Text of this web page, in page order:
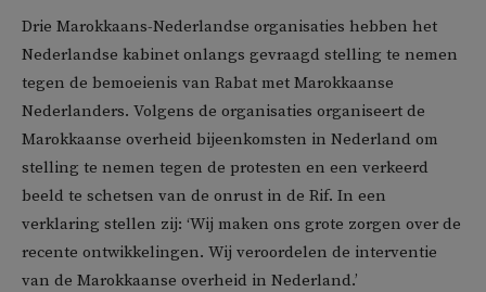
Drie Marokkaans-Nederlandse organisaties hebben het
Nederlandse kabinet onlangs gevraagd stelling te nemen
tegen de bemoeienis van Rabat met Marokkaanse
Nederlanders. Volgens de organisaties organiseert de
Marokkaanse overheid bijeenkomsten in Nederland om
stelling te nemen tegen de protesten en een verkeerd
beeld te schetsen van de onrust in de Rif. In een
verklaring stellen zij: ‘Wij maken ons grote zorgen over de
recente ontwikkelingen. Wij veroordelen de interventie
van de Marokkaanse overheid in Nederland.’